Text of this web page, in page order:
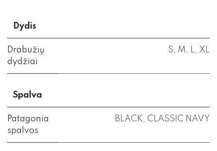
Dydis
Drabužių
dydžiai
S, M , L, XL
Spalva
Patagonia
spalvos
BLACK, CLASSIC NAVY